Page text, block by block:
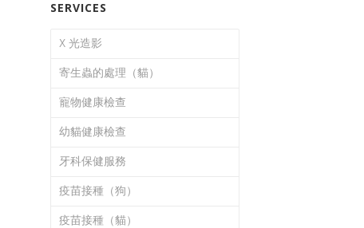
SERVICES
X 光造影
寄生蟲的處理（貓）
寵物健康檢查
幼貓健康檢查
牙科保健服務
疫苗接種（狗）
疫苗接種（貓）